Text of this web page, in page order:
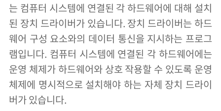
는 컴퓨터 시스템에 연결된 각 하드웨어에 대해 설치
된 장치 드라이버가 있습니다. 장치 드라이버는 하드
웨어 구성 요소와의 데이터 통신을 지시하는 프로그
램입니다. 컴퓨터 시스템에 연결된 각 하드웨어에는
운영 체제가 하드웨어와 상호 작용할 수 있도록 운영
체제에 명시적으로 설치해야 하는 자체 장치 드라이
버가 있습니다.